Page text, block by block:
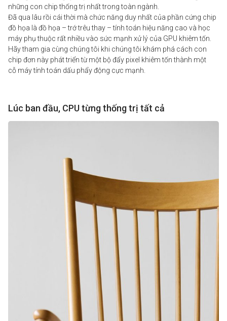
những con chip thống trị nhất trong toàn ngành.
Đã qua lâu rồi cái thời mà chức năng duy nhất của phần cứng chip
đồ họa là đồ họa – trớ trêu thay – tính toán hiệu năng cao và học
máy phụ thuộc rất nhiều vào sức mạnh xử lý của GPU khiêm tốn.
Hãy tham gia cùng chúng tôi khi chúng tôi khám phá cách con
chip đơn này phát triển từ một bộ đẩy pixel khiêm tốn thành một
cỗ máy tínhtoán dấu phẩy động cực mạnh.
Lúc ban đầu, CPU từng thống trị tất cả